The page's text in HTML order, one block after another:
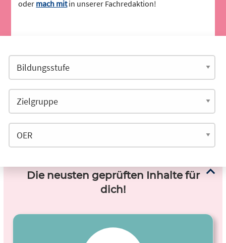
oder mach mitin unserer Fachredaktion!
Die neusten geprüften Inhalte für
dich!